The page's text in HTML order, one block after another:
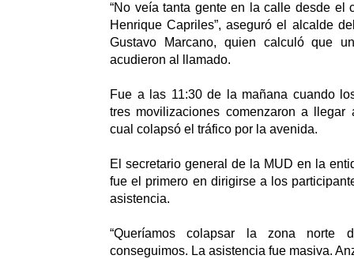
“No veía tanta gente en la calle desde el
Henrique Capriles”, aseguró el alcalde
Gustavo Marcano, quien calculó que
acudieron al llamado.
Fue a las 11:30 de la mañana cuando
tres movilizaciones comenzaron a llegar
cual colapsó el tráfico por la avenida.
El secretario general de la MUD en la
fue el primero en dirigirse a los
asistencia.
“Queríamos colapsar la zona norte
conseguimos. La asistencia fue masiva.